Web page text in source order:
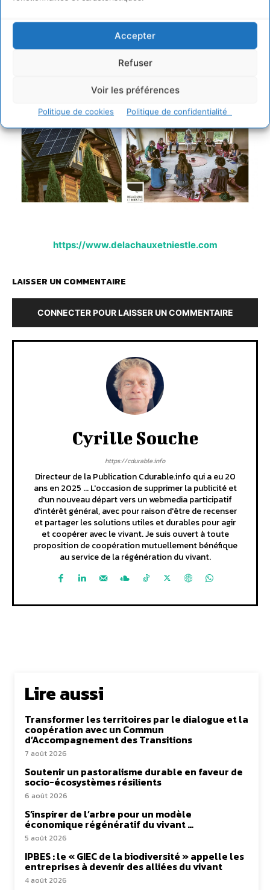
Accepter
Refuser
Voir les préférences
Politique de cookies Politique de confidentialité
https://www.delachauxetniestle.com
LAISSER UN COMMENTAIRE
CONNECTER POUR LAISSER UN COMMENTAIRE
Cyrille Souche
https://cdurable.info
Directeur de la Publication Cdurable.info qui a eu 20
ans en 2025 ... L'occasion de supprimer la publicité et
d'un nouveau départ vers un webmedia participatif
d'intérêt général, avec pour raison d'être de recenser
et partager les solutions utiles et durables pour agir
et coopérer avec le vivant. Je suis ouvert à toute
proposition de coopération mutuellement bénéfique
au service de la régénération du vivant.
Lire aussi
Transformer les territoires par le dialogue et la
coopération avec un Commun
d’Accompagnement des Transitions
7 août 2026
Soutenir un pastoralisme durable en faveur de
socio-écosystèmes résilients
6 août 2026
S’inspirer de l’arbre pour un modèle
économique régénératif du vivant …
5 août 2026
IPBES : le « GIEC de la biodiversité » appelle les
entreprises à devenir des alliées du vivant
4 août 2026